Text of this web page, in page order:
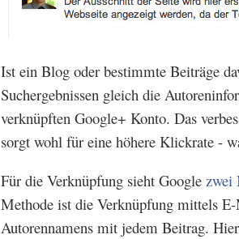
Ist ein Blog oder bestimmte Beiträge
Suchergebnissen gleich die
verknüpften Google+ Konto. Das
sorgt wohl für eine höhere Klickrate -
Für die Verknüpfung sieht Google zwei
Methode ist die Verknüpfung mittels
Autorennamens mit jedem Beitrag.